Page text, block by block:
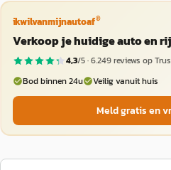
ikwilvanmijnautoaf®
Verkoop je huidige auto en
4,3/5 ·6.249reviews op
Bod binnen 24u
Veilig vanuit huis
Meld gratis en